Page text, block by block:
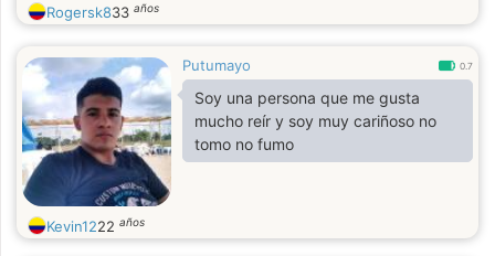
Rogersk833 años
Putumayo 0.7
Soy una persona que me gusta
mucho reír y soy muy cariñoso no
tomo no fumo
Kevin1222 años